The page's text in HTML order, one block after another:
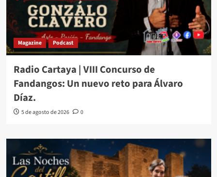
Magazine Podcast
Radio Cartaya | VIII Concurso de
Fandangos: Un nuevo reto para Álvaro
Díaz.
5 de agosto de 2026 0